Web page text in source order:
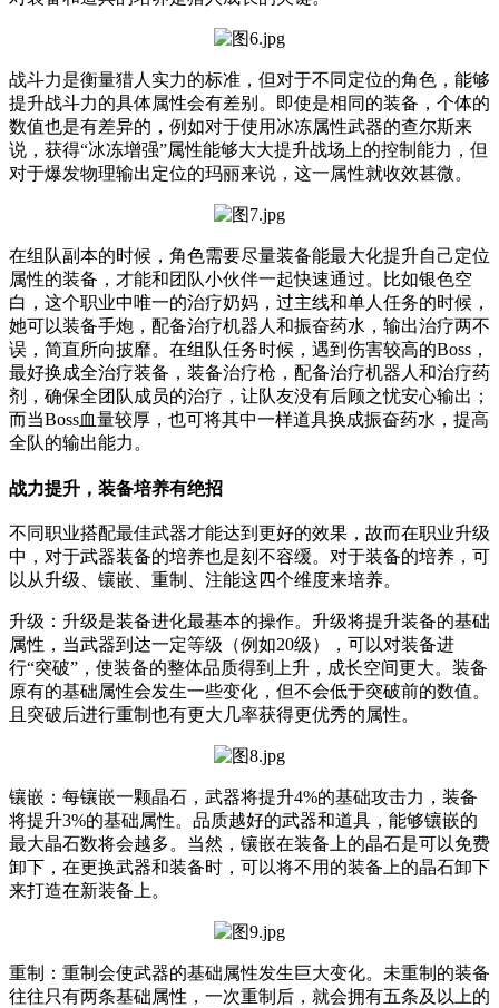
战斗力是衡量猎人实力的标准，但对于不同定位的角色，能够
提升战斗力的具体属性会有差别。即使是相同的装备，个体的
数值也是有差异的，例如对于使用冰冻属性武器的查尔斯来
说，获得“冰冻增强”属性能够大大提升战场上的控制能力，但
对于爆发物理输出定位的玛丽来说，这一属性就收效甚微。
在组队副本的时候，角色需要尽量装备能最大化提升自己定位
属性的装备，才能和团队小伙伴一起快速通过。比如银色空
白，这个职业中唯一的治疗奶妈，过主线和单人任务的时候，
她可以装备手炮，配备治疗机器人和振奋药水，输出治疗两不
误，简直所向披靡。在组队任务时候，遇到伤害较高的Boss，
最好换成全治疗装备，装备治疗枪，配备治疗机器人和治疗药
剂，确保全团队成员的治疗，让队友没有后顾之忧安心输出；
而当Boss血量较厚，也可将其中一样道具换成振奋药水，提高
全队的输出能力。
战力提升，装备培养有绝招
不同职业搭配最佳武器才能达到更好的效果，故而在职业升级
中，对于武器装备的培养也是刻不容缓。对于装备的培养，可
以从升级、镶嵌、重制、注能这四个维度来培养。
升级：升级是装备进化最基本的操作。升级将提升装备的基础
属性，当武器到达一定等级（例如20级），可以对装备进
行“突破”，使装备的整体品质得到上升，成长空间更大。装备
原有的基础属性会发生一些变化，但不会低于突破前的数值。
且突破后进行重制也有更大几率获得更优秀的属性。
镶嵌：每镶嵌一颗晶石，武器将提升4%的基础攻击力，装备
将提升3%的基础属性。品质越好的武器和道具，能够镶嵌的
最大晶石数将会越多。当然，镶嵌在装备上的晶石是可以免费
卸下，在更换武器和装备时，可以将不用的装备上的晶石卸下
来打造在新装备上。
重制：重制会使武器的基础属性发生巨大变化。未重制的装备
往往只有两条基础属性，一次重制后，就会拥有五条及以上的